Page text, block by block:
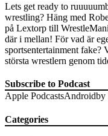
Lets get ready to
wrestling? Häng med
på Lextorp till
där i mellan! För vad är
sportsentertainment fake?
största wrestlern genom
Subscribe to Podcast
Apple PodcastsAndroidby
Categories